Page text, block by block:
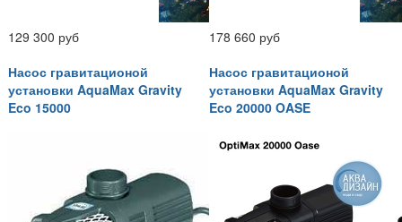
129 300 руб
178 660 руб
Насос гравитационой
установки AquaMax Gravity
Eco 15000
Насос гравитационой
установки AquaMax Gravity
Eco 20000 OASE